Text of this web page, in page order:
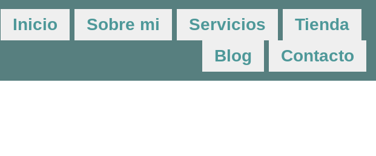
Inicio Sobre mi Servicios
Tienda
Blog
Contacto